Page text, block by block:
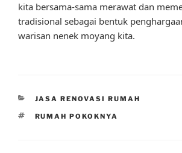
kita bersama-sama merawat dan
tradisional sebagai bentuk
warisan nenek moyang kita.
CATEGORIES
JASA RENOVASI RUMAH
TAGS
RUMAH POKOKNYA